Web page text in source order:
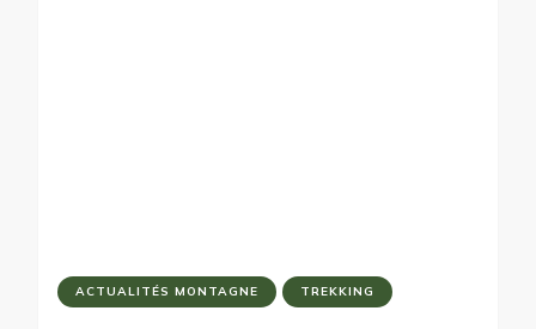
ACTUALITÉS MONTAGNE TREKKING